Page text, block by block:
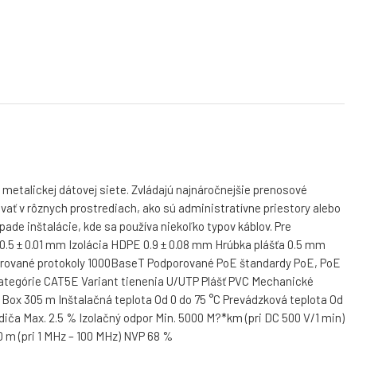
dátovej siete. Zvládajú najnáročnejšie prenosové
v rôznych prostrediach, ako sú administratívne priestory alebo
inštalácie, kde sa používa niekoľko typov káblov. Pre
± 0.01 mm Izolácia HDPE 0.9 ± 0.08 mm Hrúbka plášťa 0.5 mm
protokoly 1000BaseT Podporované PoE štandardy PoE, PoE
CAT5E Variant tienenia U/UTP Plášť PVC Mechanické
305 m Inštalačná teplota Od 0 do 75 °C Prevádzková teplota Od
Max. 2.5 % Izolačný odpor Min. 5000 M?*km (pri DC 500 V/1 min)
(pri 1 MHz – 100 MHz) NVP 68 %